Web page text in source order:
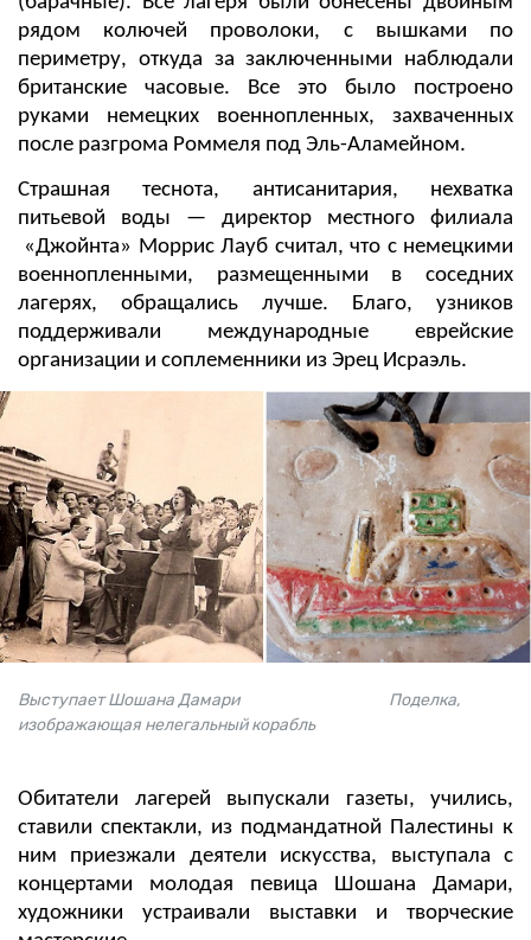
рядом колючей проволоки, с вышками по
периметру, откуда за заключенными наблюдали
британские часовые. Все это было построено
руками немецких военнопленных, захваченных
после разгрома Роммеля под Эль-Аламейном.
Страшная теснота, антисанитария, нехватка
питьевой воды — директор местного филиала
«Джойнта» Моррис Лауб считал, что с немецкими
военнопленными, размещенными в соседних
лагерях, обращались лучше. Благо, узников
поддерживали международные еврейские
организации и соплеменники из Эрец Исраэль.
Выступает Шошана Дамари Поделка,
изображающая нелегальный корабль
Обитатели лагерей выпускали газеты, учились,
ставили спектакли, из подмандатной Палестины к
ним приезжали деятели искусства, выступала с
концертами молодая певица Шошана Дамари,
художники устраивали выставки и творческие